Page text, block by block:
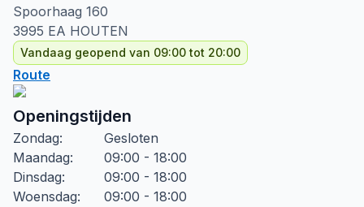
Spoorhaag 160
3995 EA HOUTEN
Vandaag geopend van 09:00 tot 20:00
Route
Openingstijden
Zondag:
Gesloten
Maandag:
09:00 - 18:00
Dinsdag:
09:00 - 18:00
Woensdag:
09:00 - 18:00